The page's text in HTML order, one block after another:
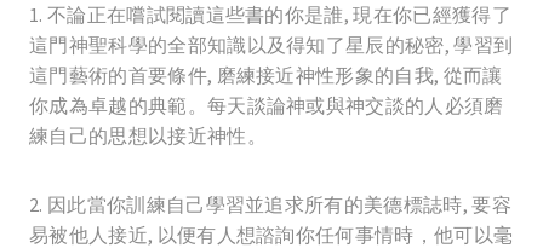
1. 不論正在嚐試閱讀這些書的你是誰, 現在你已經獲得了
這門神聖科學的全部知識以及得知了星辰的秘密, 學習到
這門藝術的首要條件, 磨練接近神性形象的自我, 從而讓
你成為卓越的典範。每天談論神或與神交談的人必須磨
練自己的思想以接近神性。
2. 因此當你訓練自己學習並追求所有的美德標誌時, 要容
易被他人接近, 以便有人想諮詢你任何事情時，他可以毫